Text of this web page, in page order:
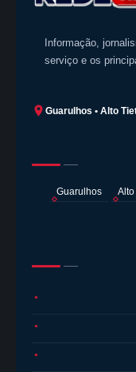
Informação,
serviço e os
Guarulhos • Alto
Guarulhos Alto
●
●
●